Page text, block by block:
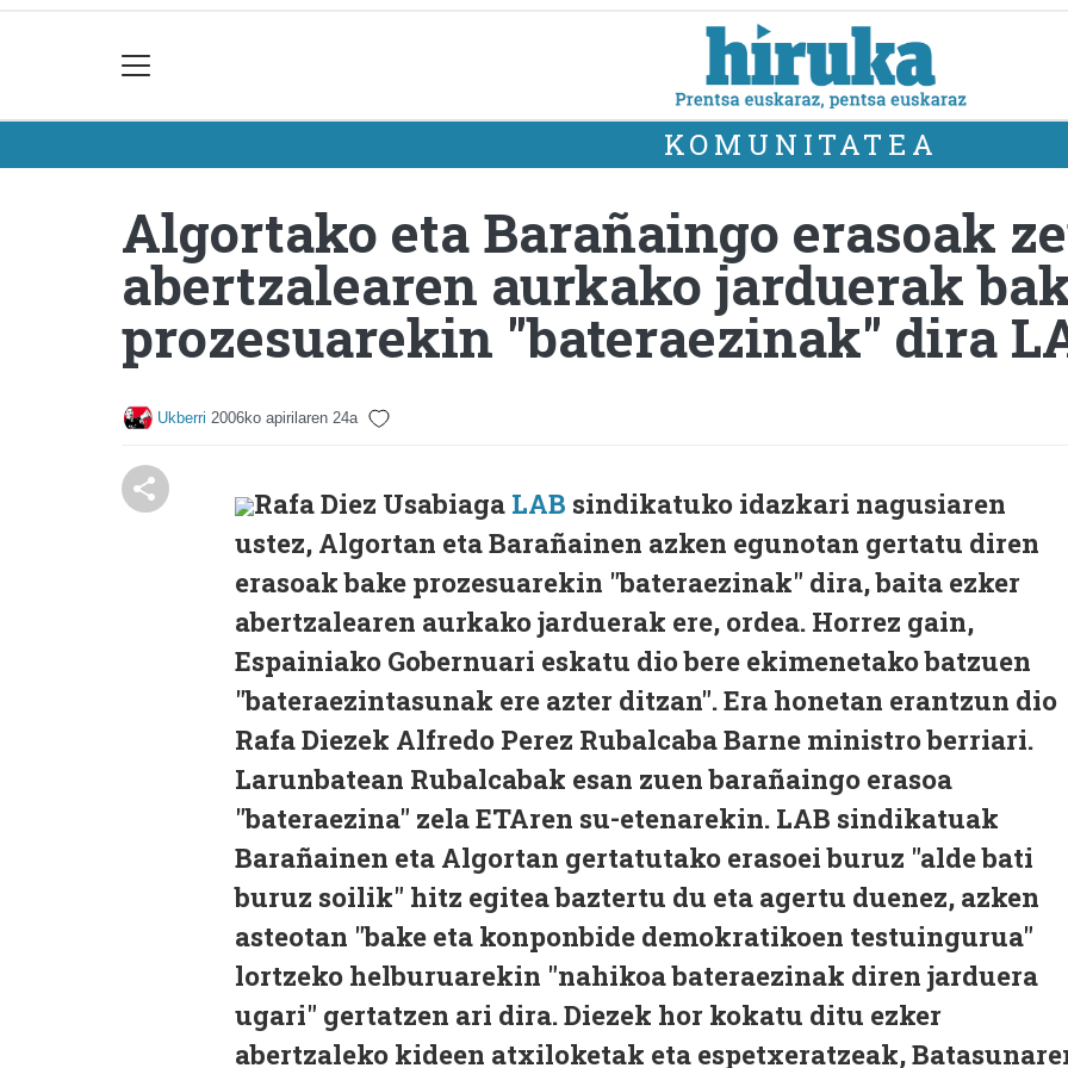
KOMUNITATEA
Algortako eta Barañaingo erasoak
abertzalearen aurkako jarduerak
prozesuarekin "bateraezinak" dira
Ukberri 2006ko apirilaren 24a
Rafa Diez Usabiaga LAB sindikatuko idazkari nagusiaren
ustez, Algortan eta Barañainen azken egunotan gertatu diren
erasoak bake prozesuarekin "bateraezinak" dira, baita ezker
abertzalearen aurkako jarduerak ere, ordea. Horrez gain,
Espainiako Gobernuari eskatu dio bere ekimenetako batzuen
"bateraezintasunak ere azter ditzan". Era honetan erantzun dio
Rafa Diezek Alfredo Perez Rubalcaba Barne ministro berriari.
Larunbatean Rubalcabak esan zuen barañaingo erasoa
"bateraezina" zela ETAren su-etenarekin. LAB sindikatuak
Barañainen eta Algortan gertatutako erasoei buruz "alde bati
buruz soilik" hitz egitea baztertu du eta agertu duenez, azken
asteotan "bake eta konponbide demokratikoen testuingurua"
lortzeko helburuarekin "nahikoa bateraezinak diren jarduera
ugari" gertatzen ari dira. Diezek hor kokatu ditu ezker
abertzaleko kideen atxiloketak eta espetxeratzeak,